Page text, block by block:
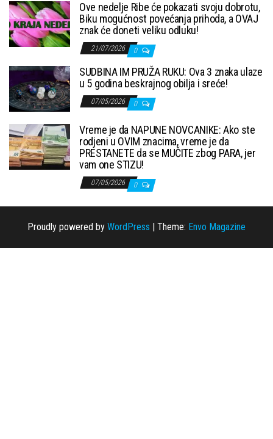
Ove nedelje Ribe će pokazati svoju dobrotu,
Biku mogućnost povećanja prihoda, a OVAJ
znak će doneti veliku odluku!
21/07/2026 0
SUDBINA IM PRUŽA RUKU: Ova 3 znaka ulaze
u 5 godina beskrajnog obilja i sreće!
07/05/2026 0
Vreme je da NAPUNE NOVCANIKE: Ako ste
rodjeni u OVIM znacima, vreme je da
PRESTANETE da se MUČITE zbog PARA, jer
vam one STIZU!
07/05/2026 0
Proudly powered by WordPress Theme: Envo Magazine